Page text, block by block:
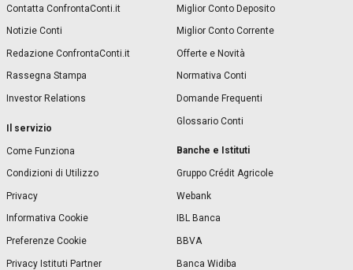
Contatta ConfrontaConti.it
Notizie Conti
Redazione ConfrontaConti.it
Rassegna Stampa
Investor Relations
Il servizio
Come Funziona
Condizioni di Utilizzo
Privacy
Informativa Cookie
Preferenze Cookie
Privacy Istituti Partner
Miglior Conto Deposito
Miglior Conto Corrente
Offerte e Novità
Normativa Conti
Domande Frequenti
Glossario Conti
Banche e Istituti
Gruppo Crédit Agricole
Webank
IBL Banca
BBVA
Banca Widiba